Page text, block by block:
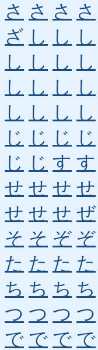
さ さ さ さ
ざ し し し
し し し し
し し し し
し し し し
じ じ じ じ
じ じ す す
せ せ せ せ
せ せ せ ぜ
そ そ ぞ ぞ
た た た た
ち ち ち ち
つ つ つ つ
で で で で